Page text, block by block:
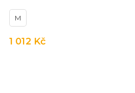
M
1 012 Kč